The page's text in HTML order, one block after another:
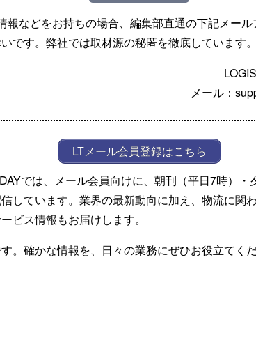
報などをお持ちの場合、編集部直通の下記メー
です。弊社では取材源の秘匿を徹底しています。
メール：
LTメール会員登録はこちら
では、メール会員向けに、朝刊（平日7時）・
しています。業界の最新動向に加え、物流に関
ビス情報もお届けします。
。確かな情報を、日々の業務にぜひお役立てくだ